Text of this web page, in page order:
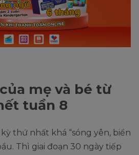
mẹ và bé từ
tuần 8
thứ nhất khá “sóng yên, biển
Thì giai đoạn 30 ngày tiếp